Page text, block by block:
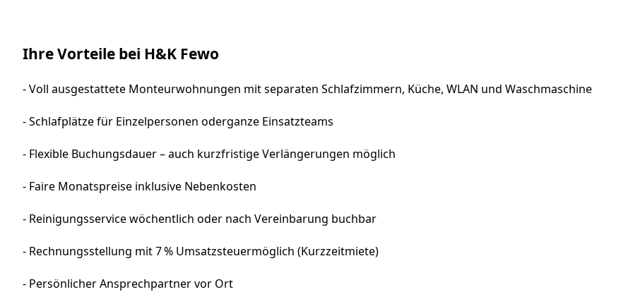
Ihre Vorteile bei H&K Fewo
- Voll ausgestattete Monteurwohnungen mit separaten Schlafzimmern, Küche, WLAN und Waschmaschine
- Schlafplätze für Einzelpersonen oderganze Einsatzteams
- Flexible Buchungsdauer – auch kurzfristige Verlängerungen möglich
- Faire Monatspreise inklusive Nebenkosten
- Reinigungsservice wöchentlich oder nach Vereinbarung buchbar
- Rechnungsstellung mit 7 % Umsatzsteuermöglich (Kurzzeitmiete)
- Persönlicher Ansprechpartner vor Ort